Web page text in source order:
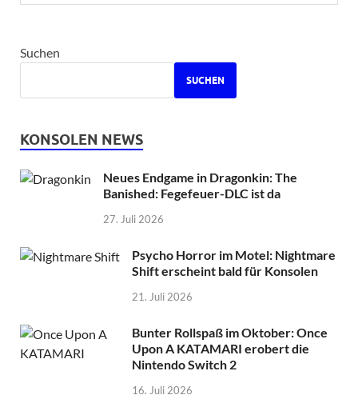
Suchen
SUCHEN
KONSOLEN NEWS
Neues Endgame in Dragonkin: The
Banished: Fegefeuer-DLC ist da
27. Juli 2026
Psycho Horror im Motel: Nightmare
Shift erscheint bald für Konsolen
21. Juli 2026
Bunter Rollspaß im Oktober: Once
Upon A KATAMARI erobert die
Nintendo Switch 2
16. Juli 2026